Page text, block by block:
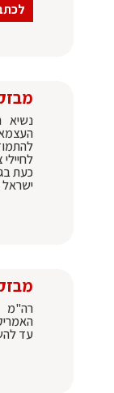
נשיא
כעת
ישראל
רה"מ
עד